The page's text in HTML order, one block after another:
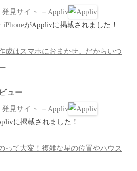
発見サイト －Appliv
iPhoneがApplivに掲載されました！
成はスマホにおまかせ。だからいつ
ュー
発見サイト －Appliv
に掲載されました！
って大変！複雑な星の位置やハウス